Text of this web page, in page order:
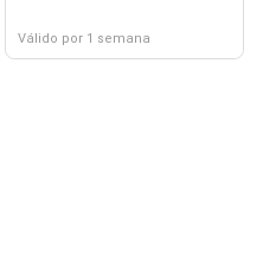
Válido por 1 semana